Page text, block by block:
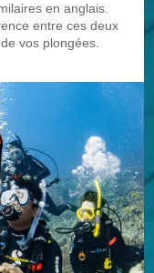
en anglais.
entre ces deux
vos plongées.